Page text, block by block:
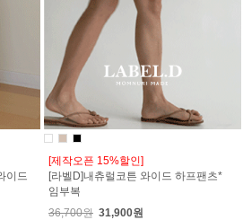
이드
[제작오픈 15%할인]
[라벨D]내츄럴코튼 와이드 하프팬츠*
임부복
36,700원 31,900원